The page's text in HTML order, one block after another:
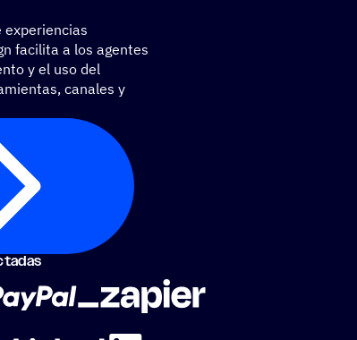
experiencias
facilita a los agentes
y el uso del
canales y